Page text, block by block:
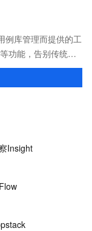
例库管理而提供的工
功能，告别传统项
的问题，成为测试
Insight